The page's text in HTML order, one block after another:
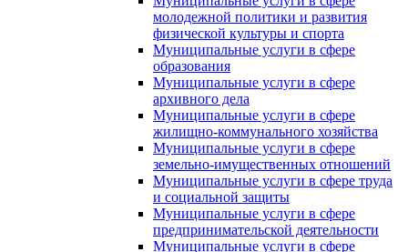
молодежной политики и развития
физической культуры и спорта
Муниципальные услуги в сфере
образования
Муниципальные услуги в сфере
архивного дела
Муниципальные услуги в сфере
жилищно-коммунального хозяйства
Муниципальные услуги в сфере
земельно-имущественных отношений
Муниципальные услуги в сфере труда
и социальной защиты
Муниципальные услуги в сфере
предпринимательской деятельности
Муниципальные услуги в сфере